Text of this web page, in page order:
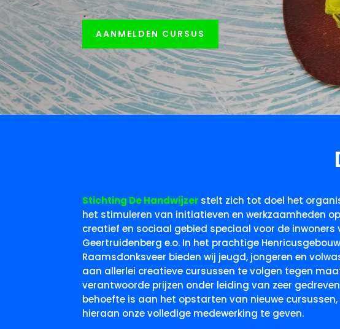
AANMELDEN CURSUS
Stichting De Handwijzer stelt zich tot doel het
het stimuleren van initiatieven en werkzaamheden
creatief en sociaal gebied speciaal voor de inwoners
Geertruidenberg e.o. In het prachtige
Raamsdonksveer bieden wij jeugd, jongeren en
aan allerlei creatieve cursussen te volgen tegen
verantwoorde prijzen onder leiding van zeer
behoefte is aan het opstarten van nieuwe
hieraan onze volledige medewerking te geven.